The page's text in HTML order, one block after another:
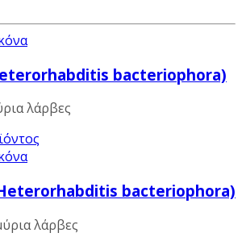
bacteriophora)
λάρβες
bacteriophora)
λάρβες